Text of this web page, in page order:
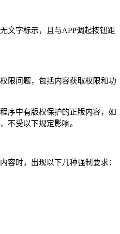
字标示，且与APP调起按钮距
问题，包括内容获取权限和功
中有版权保护的正版内容，如
不受以下规定影响。
时，出现以下几种强制要求：